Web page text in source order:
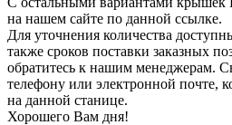
на нашем сайте по данной ссылке.
Для уточнения количества
также сроков поставки заказных
обратитесь к нашим менеджерам.
телефону или электронной почте,
на данной станице.
Хорошего Вам дня!